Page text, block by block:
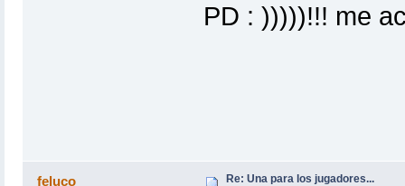
PD : )))))!!! me
feluco Re: Una para los jugadores...